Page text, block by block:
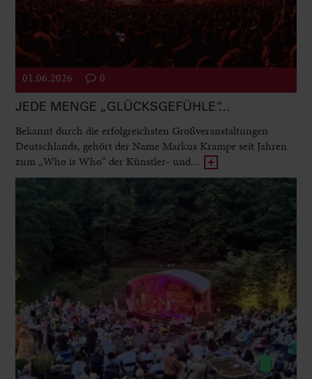
01.06.2026 0
JEDE MENGE „GLÜCKSGEFÜHLE“…
Bekannt durch die erfolgreichsten Großveranstaltungen
Deutschlands, gehört der Name Markus Krampe seit Jahren
zum „Who is Who“ der Künstler- und...